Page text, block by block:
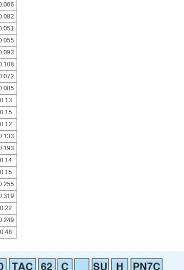
0.13
0.15
0.12
0.14
0.15
0.22
0.48